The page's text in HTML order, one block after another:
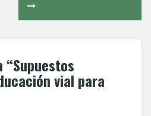
“Supuestos
vial para